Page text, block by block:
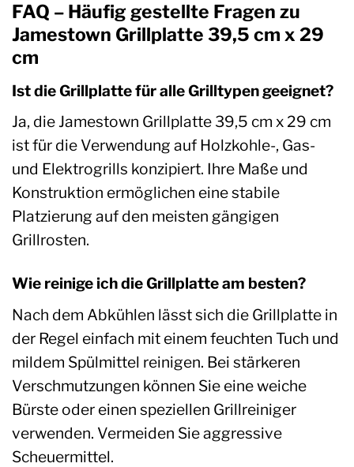
FAQ – Häufig gestellte Fragen zu
Jamestown Grillplatte 39,5 cm x 29
cm
Ist die Grillplatte für alle Grilltypen geeignet?
Ja, die Jamestown Grillplatte 39,5 cm x 29 cm
ist für die Verwendung auf Holzkohle-, Gas-
und Elektrogrills konzipiert. Ihre Maße und
Konstruktion ermöglichen eine stabile
Platzierung auf den meisten gängigen
Grillrosten.
Wie reinige ich die Grillplatte am besten?
Nach dem Abkühlen lässt sich die Grillplatte in
der Regel einfach mit einem feuchten Tuch und
mildem Spülmittel reinigen. Bei stärkeren
Verschmutzungen können Sie eine weiche
Bürste oder einen speziellen Grillreiniger
verwenden. Vermeiden Sie aggressive
Scheuermittel.